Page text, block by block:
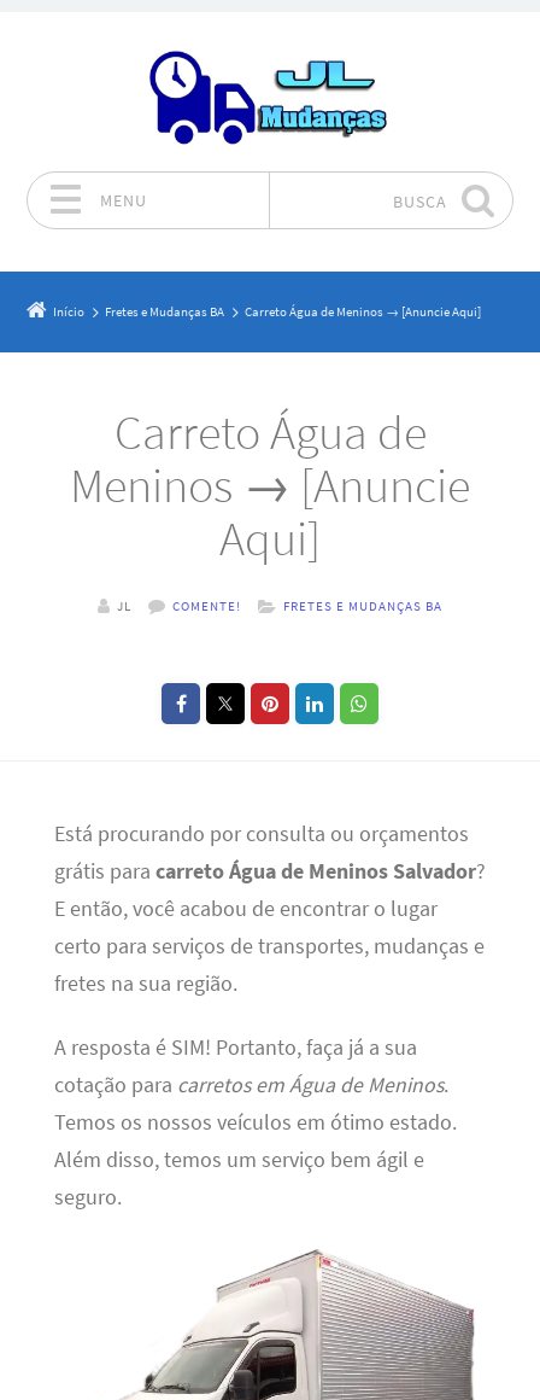
MENU BUSCA
Início Fretes e Mudanças BA Carreto Água de Meninos → [Anuncie Aqui]
Carreto Água de
Meninos → [Anuncie
Aqui]
JL COMENTE! FRETES E MUDANÇAS BA
Está procurando por consulta ou orçamentos
grátis para carreto Água de Meninos Salvador?
E então, você acabou de encontrar o lugar
certo para serviços de transportes, mudanças e
fretes na sua região.
A resposta é SIM! Portanto, faça já a sua
cotação para carretos em Água de Meninos.
Temos os nossos veículos em ótimo estado.
Além disso, temos um serviço bem ágil e
seguro.